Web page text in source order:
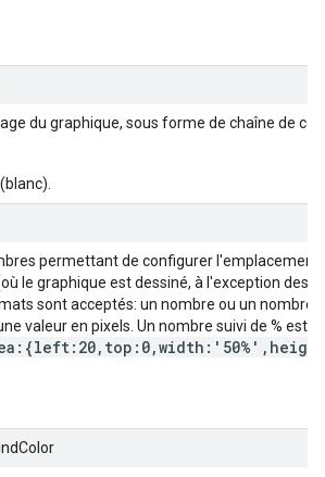
du graphique, sous forme de chaîne de
permettant de configurer l'emplacement
le graphique est dessiné, à l'exception des
sont acceptés: un nombre ou un nombre
valeur en pixels. Un nombre suivi de % est